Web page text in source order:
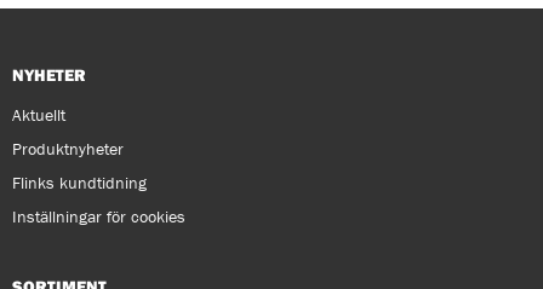
NYHETER
Aktuellt
Produktnyheter
Flinks kundtidning
Inställningar för cookies